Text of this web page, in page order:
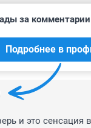
за
Подробнее в
и это сенсация